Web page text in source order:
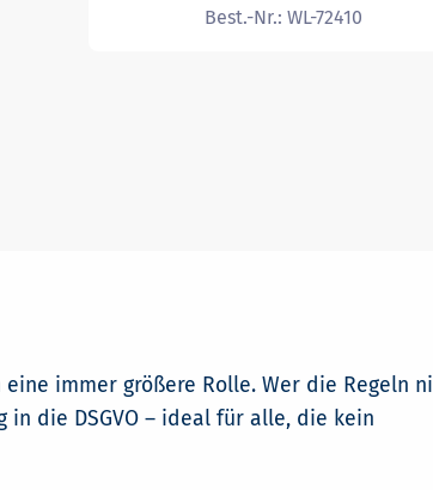
Best.-Nr.:WL-72410
immer größere Rolle. Wer die Regeln
die DSGVO – ideal für alle, die kein